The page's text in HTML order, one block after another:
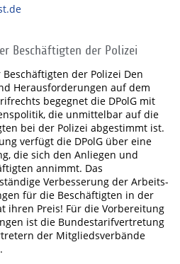
Beschäftigten der Polizei
der Polizei Den
Herausforderungen auf dem
begegnet die DPolG mit
die unmittelbar auf die
bei der Polizei abgestimmt ist.
verfügt die DPolG über eine
die sich den Anliegen und
annimmt. Das
Verbesserung der Arbeits-
für die Beschäftigten in der
ihren Preis! Für die Vorbereitung
ist die Bundestarifvertretung
der Mitgliedsverbände